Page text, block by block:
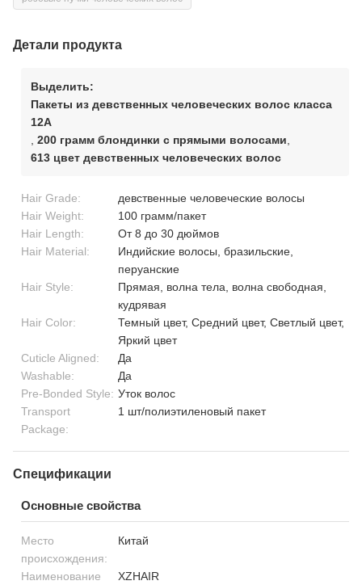
Детали продукта
Выделить:
Пакеты из девственных человеческих волос класса
12A
200 грамм блондинки с прямыми волосами
613 цвет девственных человеческих волос
Hair Grade:
девственные человеческие волосы
Hair Weight:
100 грамм/пакет
Hair Length:
От 8 до 30 дюймов
Hair Material:
Индийские волосы, бразильские,
перуанские
Hair Style:
Прямая, волна тела, волна свободная,
кудрявая
Hair Color:
Темный цвет, Средний цвет, Светлый цвет,
Яркий цвет
Cuticle Aligned:
Да
Washable:
Да
Pre-Bonded Style: Уток волос
Transport
Package:
1 шт/полиэтиленовый пакет
Спецификации
Основные свойства
Место
происхождения:
Китай
Наименование
XZHAIR